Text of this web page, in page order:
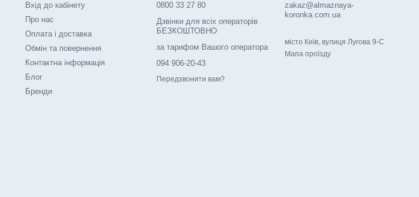
Вхід до кабінету
Про нас
Оплата і доставка
Обмін та повернення
Контактна інформація
Блог
Бренди
0800 33 27 80
Дзвінки для всіх операторів
БЕЗКОШТОВНО
за тарифом Вашого оператора
094 906-20-43
Передзвонити вам?
zakaz@almaznaya-
koronka.com.ua
місто Київ, вулиця Лугова 9-С
Мапа проїзду